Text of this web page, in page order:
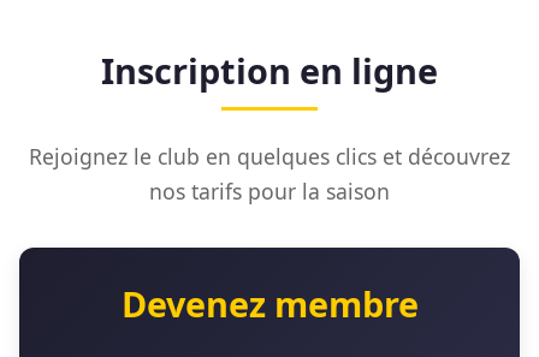
Inscription en ligne
Rejoignez le club en quelques clics et découvrez
nos tarifs pour la saison
Devenez membre